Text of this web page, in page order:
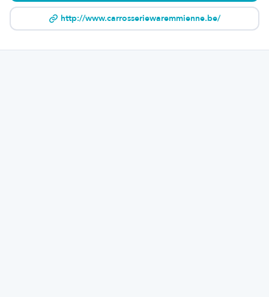
http://www.carrosseriewaremmienne.be/